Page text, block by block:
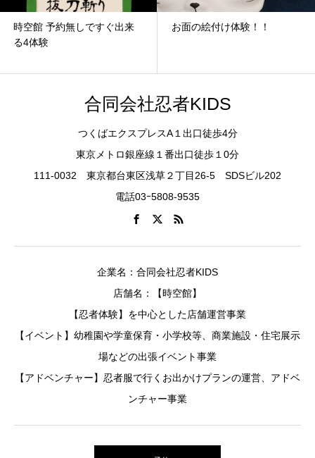
時空館 予約無しですぐ出来
る4体験
お面の絵付け体験！！
合同会社忍者KIDS
つくばエクスプレスA１出口徒歩4分
東京メトロ銀座線１番出口徒歩１0分
111-0032 東京都台東区浅草２丁目26-5 SDSビル202
電話03ｰ5808-9535
企業名：合同会社忍者KIDS
店舗名：【時空館】
【忍者体験】を中心とした店舗運営事業
【イベント】幼稚園や学童保育・小学校等、商業施設・住宅展示
場などの出張イベント事業
【アドベンチャー】忍者服で行くお出かけプランの運営、アドベ
ンチャー事業